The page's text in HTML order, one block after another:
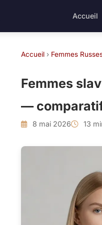
Accueil
Accueil › Femmes
Femmes
—
8 mai 2026 13